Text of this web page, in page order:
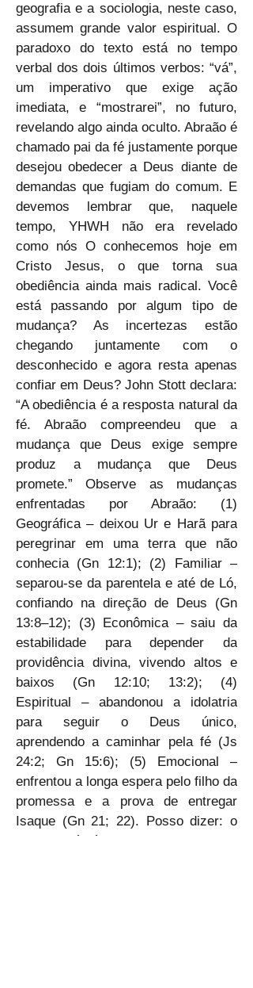
geografia e a sociologia, neste caso,
assumem grande valor espiritual. O
paradoxo do texto está no tempo
verbal dos dois últimos verbos: “vá”,
um imperativo que exige ação
imediata, e “mostrarei”, no futuro,
revelando algo ainda oculto. Abraão é
chamado pai da fé justamente porque
desejou obedecer a Deus diante de
demandas que fugiam do comum. E
devemos lembrar que, naquele
tempo, YHWH não era revelado
como nós O conhecemos hoje em
Cristo Jesus, o que torna sua
obediência ainda mais radical. Você
está passando por algum tipo de
mudança? As incertezas estão
chegando juntamente com o
desconhecido e agora resta apenas
confiar em Deus? John Stott declara:
“A obediência é a resposta natural da
fé. Abraão compreendeu que a
mudança que Deus exige sempre
produz a mudança que Deus
promete.” Observe as mudanças
enfrentadas por Abraão: (1)
Geográfica – deixou Ur e Harã para
peregrinar em uma terra que não
conhecia (Gn 12:1); (2) Familiar –
separou-se da parentela e até de Ló,
confiando na direção de Deus (Gn
13:8–12); (3) Econômica – saiu da
estabilidade para depender da
providência divina, vivendo altos e
baixos (Gn 12:10; 13:2); (4)
Espiritual – abandonou a idolatria
para seguir o Deus único,
aprendendo a caminhar pela fé (Js
24:2; Gn 15:6); (5) Emocional –
enfrentou a longa espera pelo filho da
promessa e a prova de entregar
Isaque (Gn 21; 22). Posso dizer: o
pai da fé é o rei da mudança.